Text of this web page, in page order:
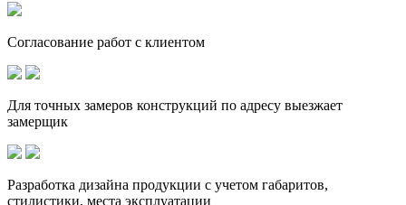
Согласование работ с клиентом
Для точных замеров конструкций по адресу выезжает
замерщик
Разработка дизайна продукции с учетом габаритов,
стилистики, места эксплуатации